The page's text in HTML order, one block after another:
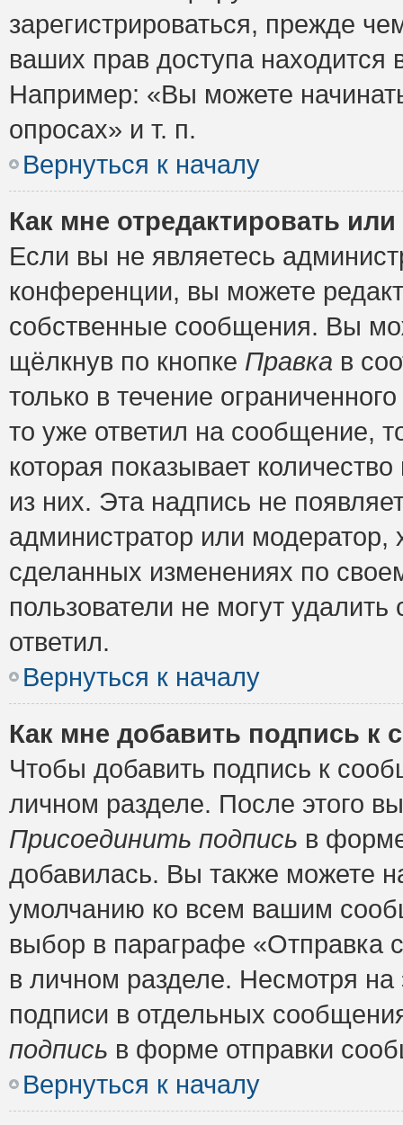
зарегистрироваться, прежде
ваших прав доступа
Например: «Вы можете
опросах» и т. п.
Вернуться к началу
Как мне отредактировать
Если вы не являетесь
конференции, вы можете
собственные сообщения. Вы
щёлкнув по кнопке Правка в
только в течение
то уже ответил на сообщение,
которая показывает
из них. Эта надпись не
администратор или модератор,
сделанных изменениях по
пользователи не могут
ответил.
Вернуться к началу
Как мне добавить подпись к
Чтобы добавить подпись к
личном разделе. После этого
Присоединить подпись в
добавилась. Вы также можете
умолчанию ко всем вашим
выбор в параграфе «Отправка
в личном разделе. Несмотря
подписи в отдельных
подпись в форме отправки
Вернуться к началу